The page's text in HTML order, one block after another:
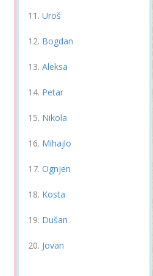
Uroš
Bogdan
Aleksa
Petar
Nikola
Mihajlo
Ognjen
Kosta
Dušan
Jovan